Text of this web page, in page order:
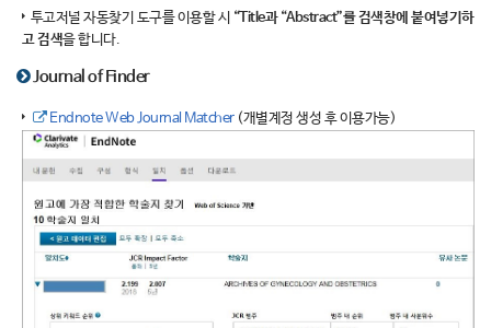
투고저널 자동찾기 도구를 이용할 시 “Title과 “Abstract”를 검색창에 붙여넣기하
고 검색을 합니다.
Journal of Finder
Endnote Web Journal Matcher(개별계정 생성 후 이용가능)